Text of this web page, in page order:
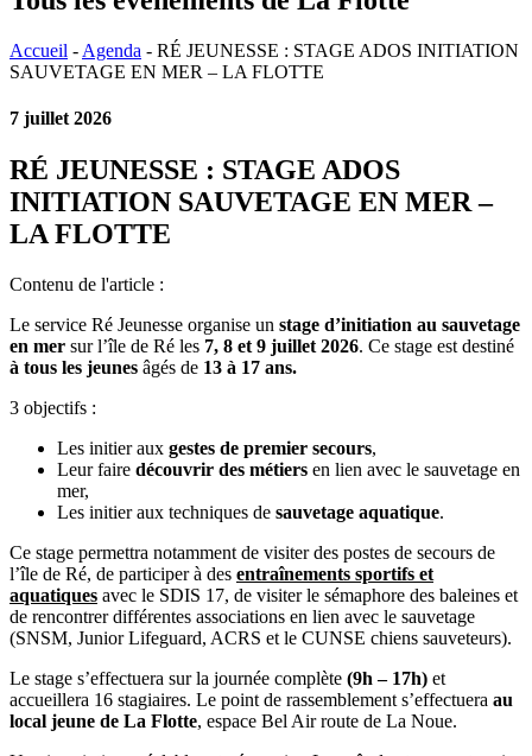
Accueil - Agenda - RÉ JEUNESSE : STAGE ADOS INITIATION
SAUVETAGE EN MER – LA FLOTTE
7 juillet 2026
RÉ JEUNESSE : STAGE ADOS
INITIATION SAUVETAGE EN MER –
LA FLOTTE
Contenu de l'article :
Le service Ré Jeunesse organise un stage d’initiation au sauvetage
en mer sur l’île de Ré les 7, 8 et 9 juillet 2026. Ce stage est destiné
à tous les jeunes âgés de 13 à 17 ans.
3 objectifs :
Les initier aux gestes de premier secours,
Leur faire découvrir des métiers en lien avec le sauvetage en
mer,
Les initier aux techniques de sauvetage aquatique.
Ce stage permettra notamment de visiter des postes de secours de
l’île de Ré, de participer à des entraînements sportifs et
aquatiques avec le SDIS 17, de visiter le sémaphore des baleines et
de rencontrer différentes associations en lien avec le sauvetage
(SNSM, Junior Lifeguard, ACRS et le CUNSE chiens sauveteurs).
Le stage s’effectuera sur la journée complète (9h – 17h) et
accueillera 16 stagiaires. Le point de rassemblement s’effectuera au
local jeune de La Flotte, espace Bel Air route de La Noue.